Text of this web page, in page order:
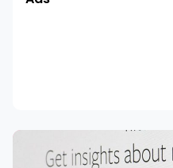
Audience
Insights